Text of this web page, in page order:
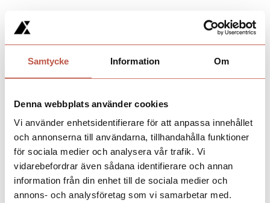
Samtycke Information Om
Denna webbplats använder cookies
Vi använder enhetsidentifierare för att anpassa innehållet
och annonserna till användarna, tillhandahålla funktioner
för sociala medier och analysera vår trafik. Vi
vidarebefordrar även sådana identifierare och annan
information från din enhet till de sociala medier och
annons- och analysföretag som vi samarbetar med.